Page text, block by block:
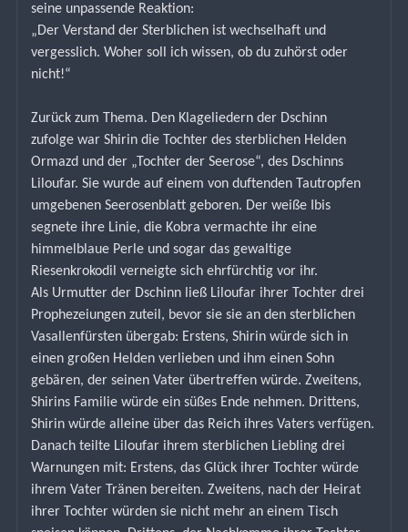
seine unpassende Reaktion:
„Der Verstand der Sterblichen ist wechselhaft und
vergesslich. Woher soll ich wissen, ob du zuhörst oder
nicht!“
Zurück zum Thema. Den Klageliedern der Dschinn
zufolge war Shirin die Tochter des sterblichen Helden
Ormazd und der „Tochter der Seerose“, des Dschinns
Liloufar. Sie wurde auf einem von duftenden Tautropfen
umgebenen Seerosenblatt geboren. Der weiße Ibis
segnete ihre Linie, die Kobra vermachte ihr eine
himmelblaue Perle und sogar das gewaltige
Riesenkrokodil verneigte sich ehrfürchtig vor ihr.
Als Urmutter der Dschinn ließ Liloufar ihrer Tochter drei
Prophezeiungen zuteil, bevor sie sie an den sterblichen
Vasallenfürsten übergab: Erstens, Shirin würde sich in
einen großen Helden verlieben und ihm einen Sohn
gebären, der seinen Vater übertreffen würde. Zweitens,
Shirins Familie würde ein süßes Ende nehmen. Drittens,
Shirin würde alleine über das Reich ihres Vaters verfügen.
Danach teilte Liloufar ihrem sterblichen Liebling drei
Warnungen mit: Erstens, das Glück ihrer Tochter würde
ihrem Vater Tränen bereiten. Zweitens, nach der Heirat
ihrer Tochter würden sie nicht mehr an einem Tisch